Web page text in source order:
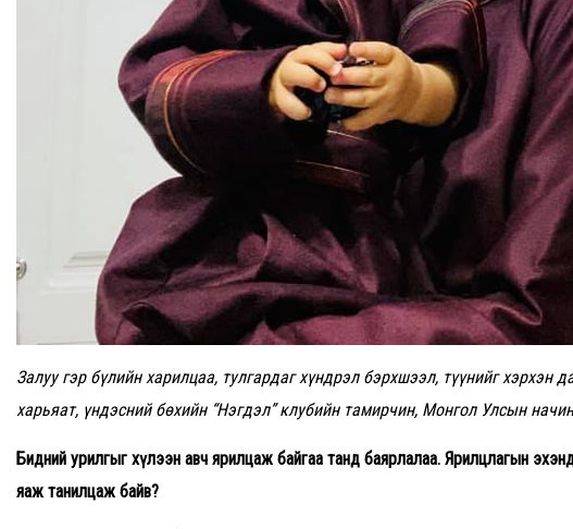
Залуу гэр бүлийн харилцаа, тулгардаг хүндрэл бэрхшээл, түүнийг хэрхэн
харьяат, үндэсний бөхийн “Нэгдэл” клубийн тамирчин, Монгол Улсын
Бидний урилгыг хүлээн авч ярилцаж байгаа танд баярлалаа. Ярилцлагын
яаж танилцаж байв?